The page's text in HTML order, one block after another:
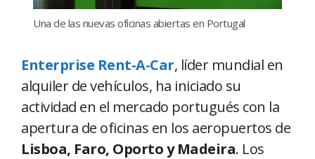
Una de las nuevas oficinas abiertas en Portugal
Enterprise Rent-A-Car, líder mundial en
alquiler de vehículos, ha iniciado su
actividad en el mercado portugués con la
apertura de oficinas en los aeropuertos de
Lisboa, Faro, Oporto y Madeira. Los